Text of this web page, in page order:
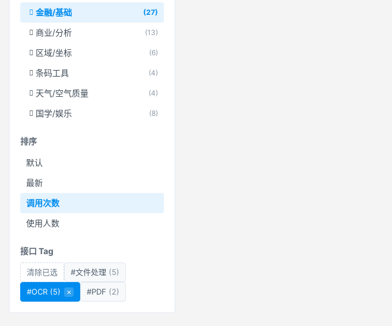
金融/基础 (27)
商业/分析 (13)
区域/坐标 (6)
条码工具 (4)
天气/空气质量 (4)
国学/娱乐 (8)
排序
默认
最新
调用次数
使用人数
接口 Tag
清除已选 #文件处理 (5)
#OCR (5) × #PDF (2)